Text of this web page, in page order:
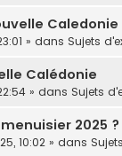
Caledonie
» dans Sujets
Calédonie
» dans Sujets
2025 ?
10:02 » dans